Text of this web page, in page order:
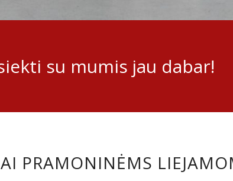
su mumis jau dabar!
PRAMONINĖMS